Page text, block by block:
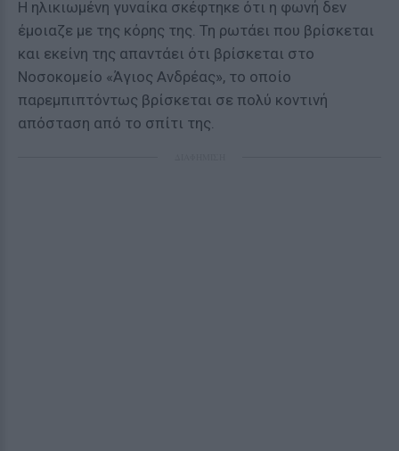
Η ηλικιωμένη γυναίκα σκέφτηκε ότι η φωνή δεν
έμοιαζε με της κόρης της. Τη ρωτάει που βρίσκεται
και εκείνη της απαντάει ότι βρίσκεται στο
Νοσοκομείο «Άγιος Ανδρέας», το οποίο
παρεμπιπτόντως βρίσκεται σε πολύ κοντινή
απόσταση από το σπίτι της.